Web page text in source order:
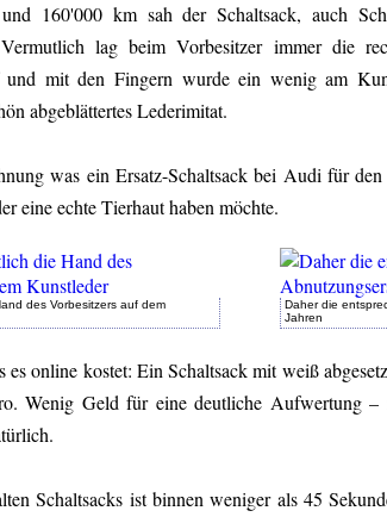
160'000 km sah der Schaltsack, auch
lag beim Vorbesitzer immer die
mit den Fingern wurde ein wenig am
abgeblättertes Lederimitat.
was ein Ersatz-Schaltsack bei Audi für
eine echte Tierhaut haben möchte.
des Vorbesitzers auf dem
Daher die
Jahren
online kostet: Ein Schaltsack mit weiß
Wenig Geld für eine deutliche Aufwertung –
Schaltsacks ist binnen weniger als 45